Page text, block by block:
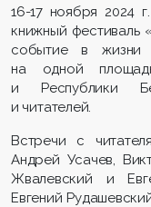
16-17 ноября 2024
книжный фестиваль
событие в жизни
на одной
и Республики
и читателей.
Встречи с
Андрей Усачев,
Жвалевский и
Евгений